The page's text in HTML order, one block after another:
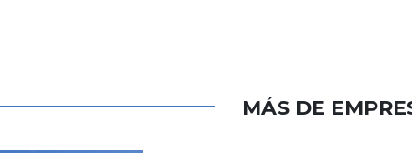
MÁS DE